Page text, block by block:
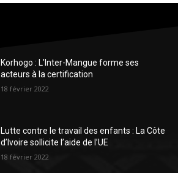
Korhogo : L’Inter-Mangue forme ses
acteurs à la certification
18 février 2022
Lutte contre le travail des enfants : La Côte
d’Ivoire sollicite l’aide de l’UE
18 février 2022